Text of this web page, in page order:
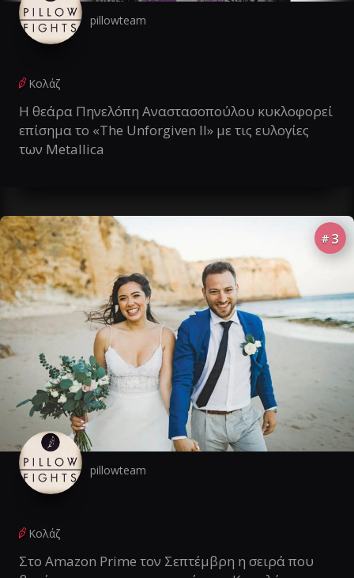
pillowteam
Κολάζ
Η θεάρα Πηνελόπη Αναστασοπούλου κυκλοφορεί
επίσημα το «The Unforgiven II» με τις ευλογίες
των Metallica
# 3
pillowteam
Κολάζ
Στο Amazon Prime τον Σεπτέμβρη η σειρά που